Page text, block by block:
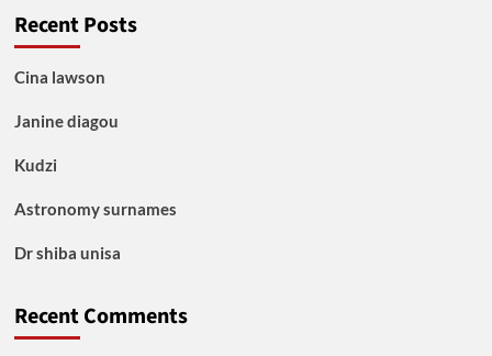
,L’association
Barreau
Tanzanie
Recent Posts
Cina lawson
Janine diagou
Kudzi
Astronomy surnames
Dr shiba unisa
Recent Comments